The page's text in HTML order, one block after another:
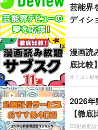
芸能界
ディシ
漫画読
底比較】
オリコン顧
2026年
【徹底
CS動画配